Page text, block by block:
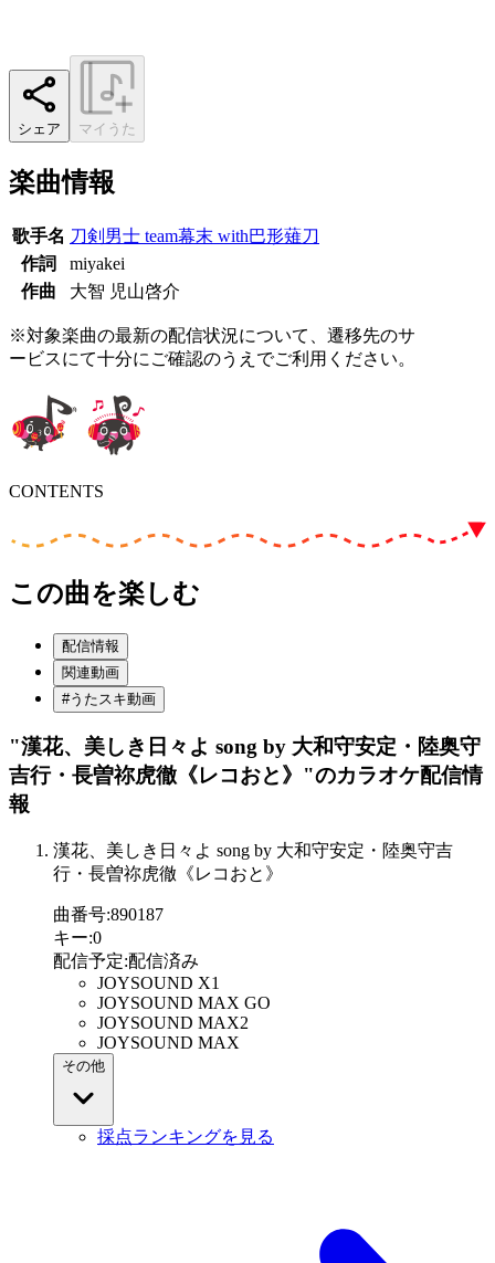
シェア マイうた
楽曲情報
歌手名 刀剣男士 team幕末 with巴形薙刀
作詞
miyakei
作曲
大智 児山啓介
※対象楽曲の最新の配信状況について、遷移先のサ
ービスにて十分にご確認のうえでご利用ください。
CONTENTS
この曲を楽しむ
配信情報
関連動画
#うたスキ動画
"漢花、美しき日々よ song by 大和守安定・陸奥守
吉行・長曽祢虎徹《レコおと》"のカラオケ配信情
報
漢花、美しき日々よ song by 大和守安定・陸奥守吉
行・長曽祢虎徹《レコおと》
曲番号:890187
キー:0
配信予定:配信済み
JOYSOUND X1
JOYSOUND MAX GO
JOYSOUND MAX2
JOYSOUND MAX
その他
採点ランキングを見る